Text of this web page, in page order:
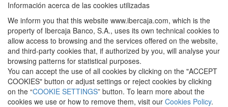
Información acerca de las cookies utilizadas
We inform you that this website www.ibercaja.com, which is the
property of Ibercaja Banco, S.A., uses its own technical cookies to
allow access to browsing and the services offered on the website,
and third-party cookies that, if authorized by you, will analyse your
browsing patterns for statistical purposes.
You can accept the use of all cookies by clicking on the "ACCEPT
COOKIES" button or adjust settings or reject cookies by clicking
on the “COOKIE SETTINGS” button. To learn more about the
cookies we use or how to remove them, visit our Cookies Policy.